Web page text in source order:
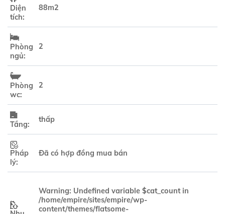
Diện
tích:
88m2
Phòng
ngủ:
2
Phòng
wc:
2
Tầng:
thấp
Pháp
lý:
Đã có hợp đồng mua bán
Warning: Undefined variable $cat_count in
/home/empire/sites/empire/wp-
content/themes/flatsome-